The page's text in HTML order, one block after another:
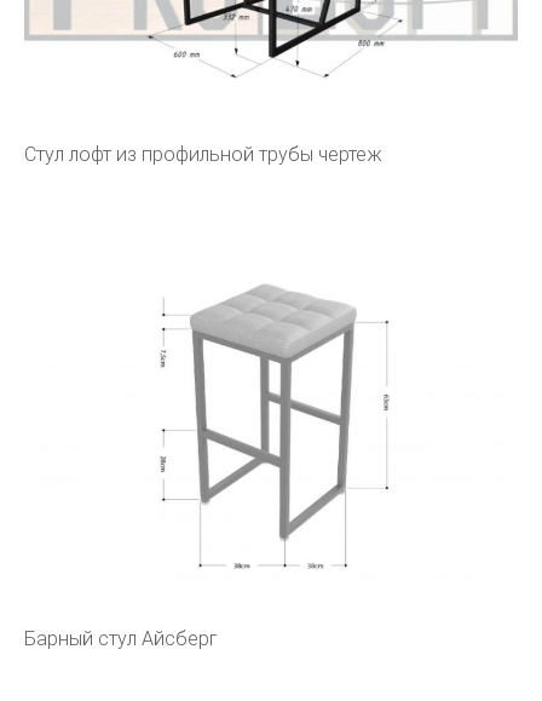
Стул лофт из профильной трубы чертеж
Барный стул Айсберг